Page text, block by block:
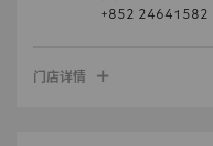
+852 24641582
门店详情